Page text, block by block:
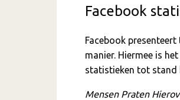
Facebook
Facebook presenteert
manier. Hiermee is
statistieken tot stand
Mensen Praten